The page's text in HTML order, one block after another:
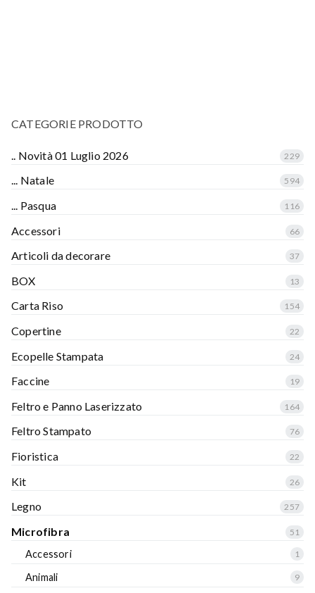
CATEGORIE PRODOTTO
.. Novità 01 Luglio 2026 229
... Natale 594
... Pasqua 116
Accessori 66
Articoli da decorare 37
BOX 13
Carta Riso 154
Copertine 22
Ecopelle Stampata 24
Faccine 19
Feltro e Panno Laserizzato 164
Feltro Stampato 76
Fioristica 22
Kit 26
Legno 257
Microfibra 51
Accessori 1
Animali 9